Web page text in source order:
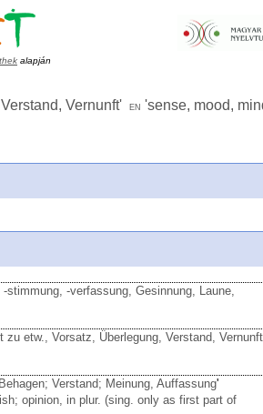
alapján
Vernunft' en 'sense, mood,
-verfassung, Gesinnung, Laune,
etw., Vorsatz, Überlegung, Verstand,
Verstand; Meinung, Auffassung'
opinion, in plur. (sing. only as first part of